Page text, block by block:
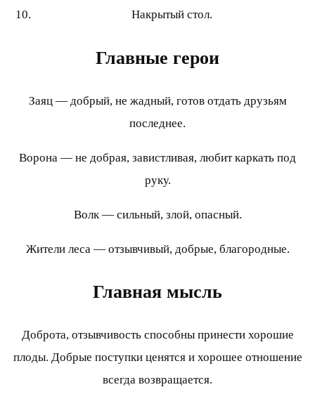
Накрытый стол.
Главные герои
Заяц — добрый, не жадный, готов отдать друзьям
последнее.
Ворона — не добрая, завистливая, любит каркать под
руку.
Волк — сильный, злой, опасный.
Жители леса — отзывчивый, добрые, благородные.
Главная мысль
Доброта, отзывчивость способны принести хорошие
плоды. Добрые поступки ценятся и хорошее отношение
всегда возвращается.